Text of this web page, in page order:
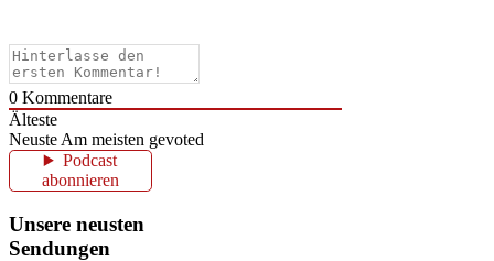
0 Kommentare
Älteste
Neuste Am meisten gevoted
Podcast
abonnieren
Unsere neusten
Sendungen